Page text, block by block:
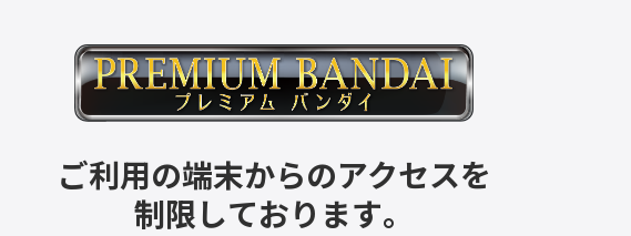
ご利用の端末からのアクセスを
制限しております。